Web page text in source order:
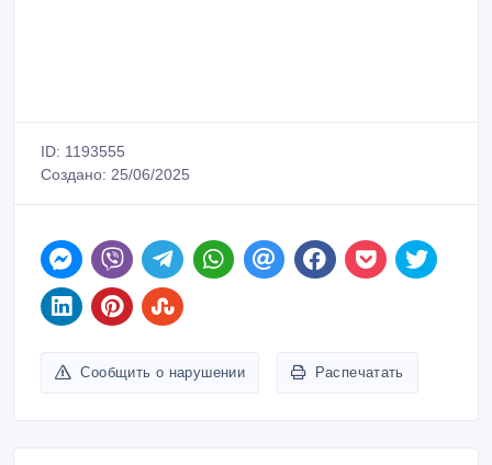
ID: 1193555
Создано: 25/06/2025
Сообщить о нарушении Распечатать